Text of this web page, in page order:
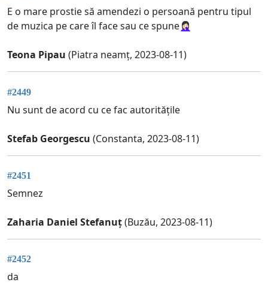
E o mare prostie să amendezi o persoană pentru tipul
de muzica pe care îl face sau ce spune🤦🏻‍♀️
Teona Pipau (Piatra neamț, 2023-08-11)
#2449
Nu sunt de acord cu ce fac autoritățile
Stefab Georgescu (Constanta, 2023-08-11)
#2451
Semnez
Zaharia Daniel Stefanuț(Buzău, 2023-08-11)
#2452
da